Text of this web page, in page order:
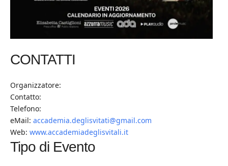
CONTATTI
Organizzatore:
Contatto:
Telefono:
eMail: accademia.deglisvitati@gmail.com
Web: www.accademiadeglisvitali.it
Tipo di Evento